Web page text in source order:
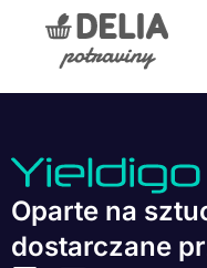
Oparte na
dostarczane